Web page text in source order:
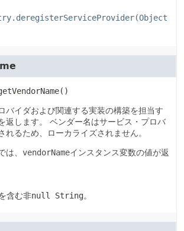
()
バイダおよび関連する実装の構築を担当す
返します。
ベンダー名はサービス・プロバ
れるため、ローカライズされません。
は、 vendorNameインスタンス変数の値が返
含む非null String。